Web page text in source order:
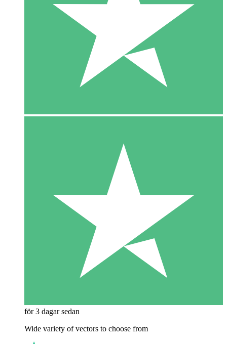
för 3 dagar sedan
Wide variety of vectors to choose from